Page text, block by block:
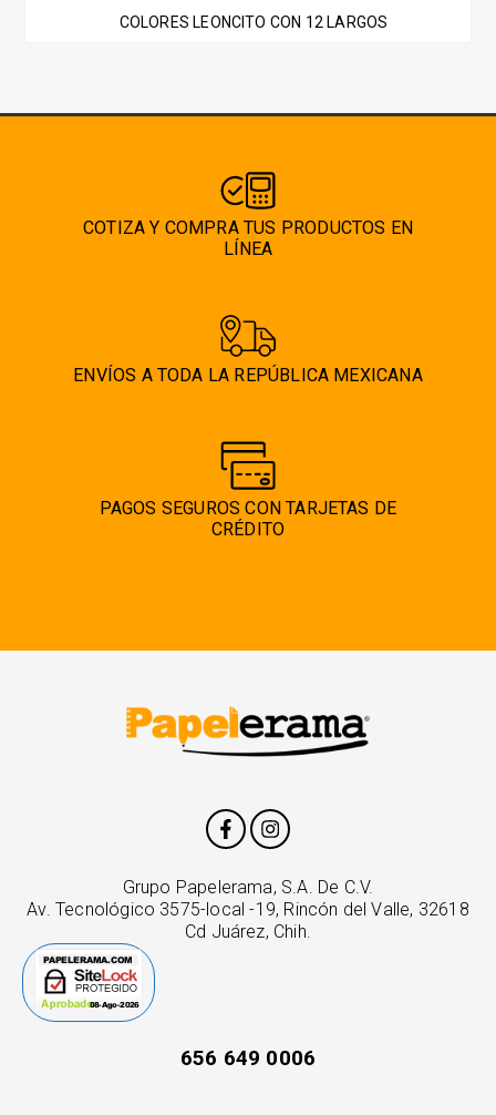
COLORES LEONCITO CON 12 LARGOS
COTIZA Y COMPRA TUS PRODUCTOS EN
LÍNEA
ENVÍOS A TODA LA REPÚBLICA MEXICANA
PAGOS SEGUROS CON TARJETAS DE
CRÉDITO
Grupo Papelerama, S.A. De C.V.
Av. Tecnológico 3575-local -19, Rincón del Valle, 32618
Cd Juárez, Chih.
656 649 0006